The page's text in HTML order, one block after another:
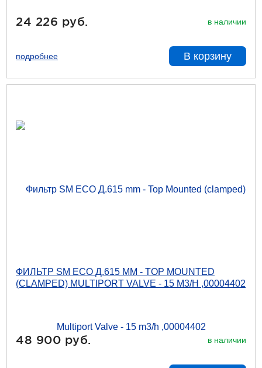
24 226 руб. в наличии
подробнее В корзину
ФИЛЬТР SM ECO Д.615 MM - TOP MOUNTED
(CLAMPED) MULTIPORT VALVE - 15 M3/H ,00004402
48 900 руб. в наличии